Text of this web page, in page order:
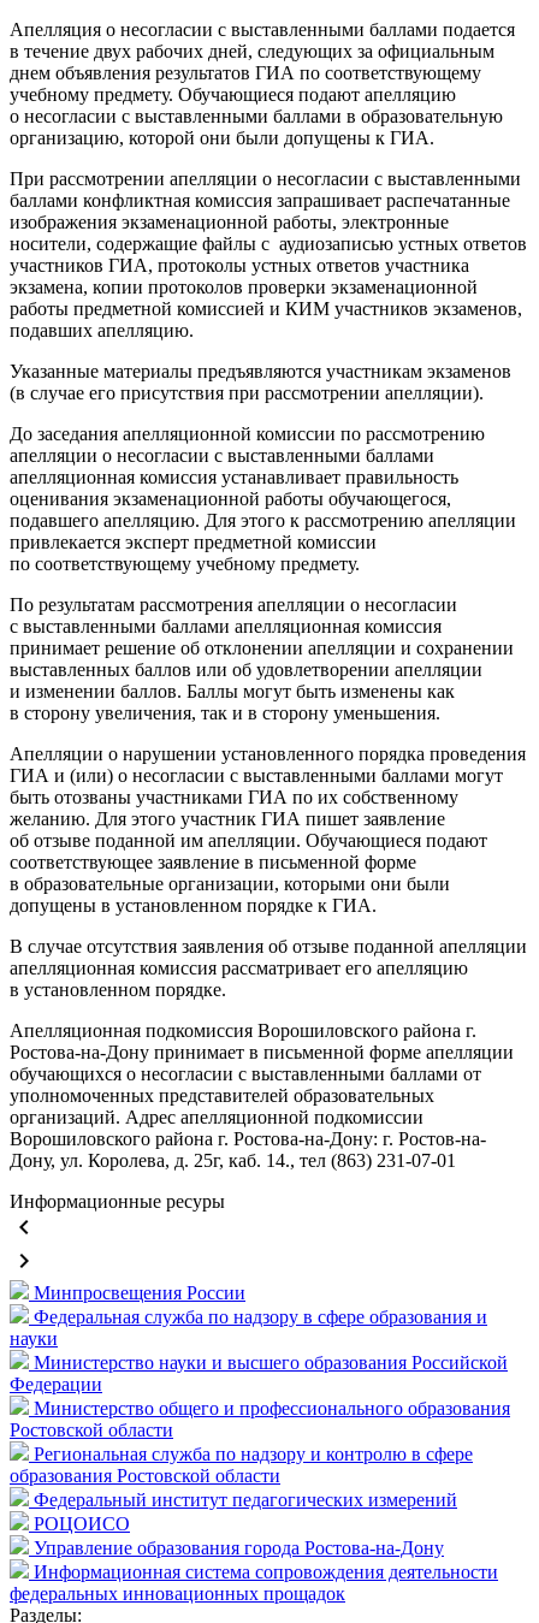
Апелляция о несогласии с выставленными баллами подается
в течение двух рабочих дней, следующих за официальным
днем объявления результатов ГИА по соответствующему
учебному предмету. Обучающиеся подают апелляцию
о несогласии с выставленными баллами в образовательную
организацию, которой они были допущены к ГИА.
При рассмотрении апелляции о несогласии с выставленными
баллами конфликтная комиссия запрашивает распечатанные
изображения экзаменационной работы, электронные
носители, содержащие файлы с аудиозаписью устных ответов
участников ГИА, протоколы устных ответов участника
экзамена, копии протоколов проверки экзаменационной
работы предметной комиссией и КИМ участников экзаменов,
подавших апелляцию.
Указанные материалы предъявляются участникам экзаменов
(в случае его присутствия при рассмотрении апелляции).
До заседания апелляционной комиссии по рассмотрению
апелляции о несогласии с выставленными баллами
апелляционная комиссия устанавливает правильность
оценивания экзаменационной работы обучающегося,
подавшего апелляцию. Для этого к рассмотрению апелляции
привлекается эксперт предметной комиссии
по соответствующему учебному предмету.
По результатам рассмотрения апелляции о несогласии
с выставленными баллами апелляционная комиссия
принимает решение об отклонении апелляции и сохранении
выставленных баллов или об удовлетворении апелляции
и изменении баллов. Баллы могут быть изменены как
в сторону увеличения, так и в сторону уменьшения.
Апелляции о нарушении установленного порядка проведения
ГИА и (или) о несогласии с выставленными баллами могут
быть отозваны участниками ГИА по их собственному
желанию. Для этого участник ГИА пишет заявление
об отзыве поданной им апелляции. Обучающиеся подают
соответствующее заявление в письменной форме
в образовательные организации, которыми они были
допущены в установленном порядке к ГИА.
В случае отсутствия заявления об отзыве поданной апелляции
апелляционная комиссия рассматривает его апелляцию
в установленном порядке.
Апелляционная подкомиссия Ворошиловского района г.
Ростова-на-Дону принимает в письменной форме апелляции
обучающихся о несогласии с выставленными баллами от
уполномоченных представителей образовательных
организаций. Адрес апелляционной подкомиссии
Ворошиловского района г. Ростова-на-Дону: г. Ростов-на-
Дону, ул. Королева, д. 25г, каб. 14., тел (863) 231-07-01
Информационные ресуры
keyboard_arrow_left
keyboard_arrow_right
Минпросвещения России
Федеральная служба по надзору в сфере образования и
науки
Министерство науки и высшего образования Российской
Федерации
Министерство общего и профессионального образования
Ростовской области
Региональная служба по надзору и контролю в сфере
образования Ростовской области
Федеральный институт педагогических измерений
РОЦОИСО
Управление образования города Ростова-на-Дону
Информационная система сопровождения деятельности
федеральных инновационных прощадок
Разделы: